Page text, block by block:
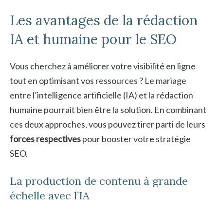
Les avantages de la rédaction
IA et humaine pour le SEO
Vous cherchez à améliorer votre visibilité en ligne
tout en optimisant vos ressources ? Le mariage
entre l’intelligence artificielle (IA) et la rédaction
humaine pourrait bien être la solution. En combinant
ces deux approches, vous pouvez tirer parti de leurs
forces respectivespour booster votre stratégie
SEO.
La production de contenu à grande
échelle avec l’IA